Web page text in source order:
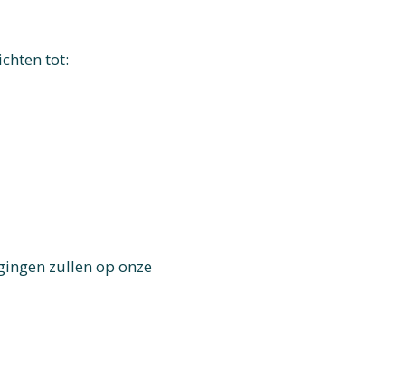
tot:
zullen op onze